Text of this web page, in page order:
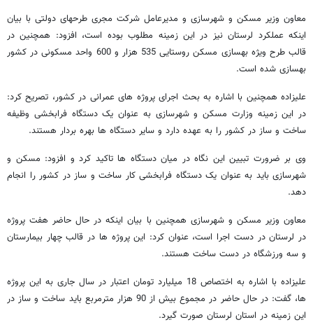
معاون وزیر مسکن و شهرسازی و مدیرعامل شرکت مجری طرحهای دولتی با بیان
اینکه عملکرد لرستان نیز در این زمینه مطلوب بوده است، افزود: همچنین در
قالب طرح ویژه بهسازی مسکن روستایی 535 هزار و 600 واحد مسکونی در کشور
بهسازی شده است.
علیزاده همچنین با اشاره به بحث اجرای پروژه های عمرانی در کشور، تصریح کرد:
در این زمینه وزارت مسکن و شهرسازی به عنوان یک دستگاه فرابخشی وظیفه
ساخت و ساز در کشور را به عهده دارد و سایر دستگاه ها بهره بردار هستند.
وی بر ضرورت تبیین این نگاه در میان دستگاه ها تاکید کرد و افزود: مسکن و
شهرسازی باید به عنوان یک دستگاه فرابخشی کار ساخت و ساز در کشور را انجام
دهد.
معاون وزیر مسکن و شهرسازی همچنین با بیان اینکه در حال حاضر هفت پروژه
در لرستان در دست اجرا است، عنوان کرد: این پروژه ها در قالب چهار بیمارستان
و سه ورزشگاه در دست ساخت هستند.
علیزاده با اشاره به اختصاص 18 میلیارد تومان اعتبار در سال جاری به این پروژه
ها، گفت: در حال حاضر در مجموع بیش از 90 هزار مترمربع باید ساخت و ساز در
این زمینه در استان لرستان صورت گیرد.